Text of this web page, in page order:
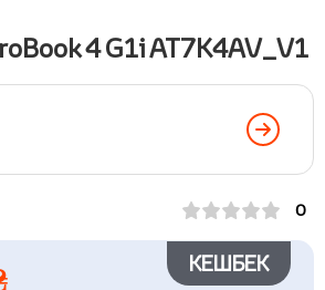
4 G1i AT7K4AV_V1
0
КЕШБЕК